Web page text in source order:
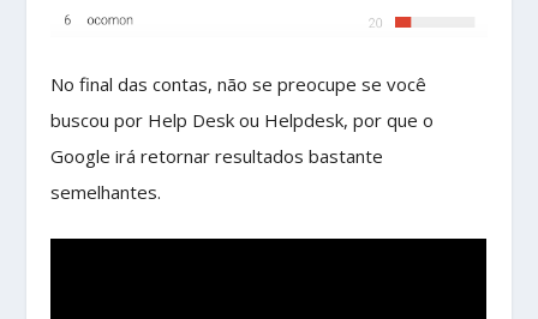
No final das contas, não se preocupe se você
buscou por Help Desk ou Helpdesk, por que o
Google irá retornar resultados bastante
semelhantes.